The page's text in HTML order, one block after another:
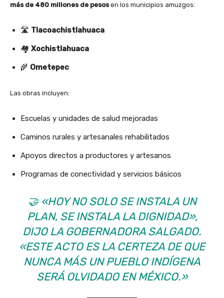
más de 480 millones de pesosen los municipios amuzgos:
🛣️ Tlacoachistlahuaca
🏘️ Xochistlahuaca
🌾 Ometepec
Las obras incluyen:
Escuelas y unidades de salud mejoradas
Caminos rurales y artesanales rehabilitados
Apoyos directos a productores y artesanos
Programas de conectividad y servicios básicos
🤝«HOY NO SOLO SE INSTALA UN
PLAN, SE INSTALA LA DIGNIDAD»,
DIJO LA GOBERNADORA SALGADO.
«ESTE ACTO ES LA CERTEZA DE QUE
NUNCA MÁS UN PUEBLO INDÍGENA
SERÁ OLVIDADO EN MÉXICO.»